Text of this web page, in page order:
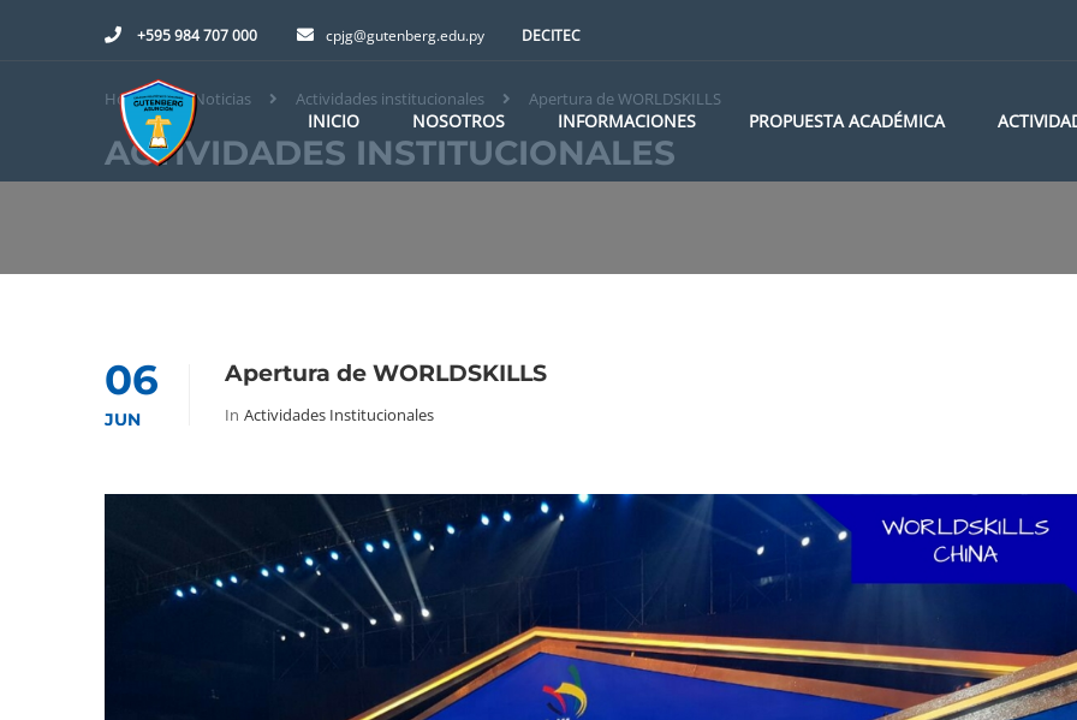
+595 984 707 000 cpjg@gutenberg.edu.py DECITEC
INICIO NOSOTROS INFORMACIONES PROPUESTA ACADÉMICA
Home Noticias Actividades institucionales Apertura de WORLDSKILLS
ACTIVIDADES INSTITUCIONALES
06
JUN
Apertura de WORLDSKILLS
In Actividades Institucionales